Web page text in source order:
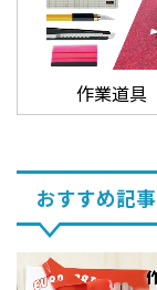
作業道具
おすすめ記事